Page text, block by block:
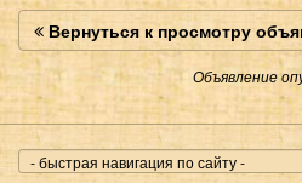
Вернуться к просмотру
Объявление